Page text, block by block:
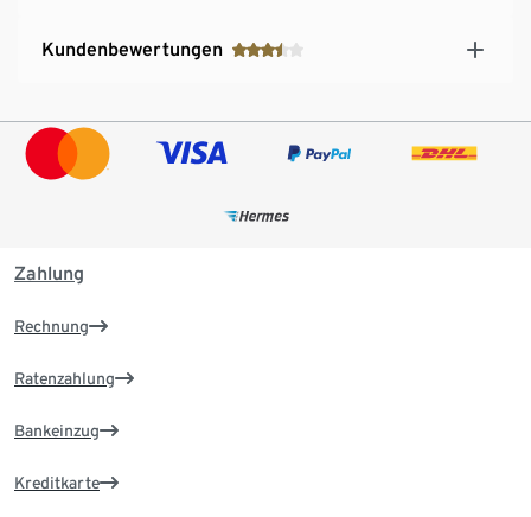
Kundenbewertungen
Zahlung
Rechnung
Ratenzahlung
Bankeinzug
Kreditkarte